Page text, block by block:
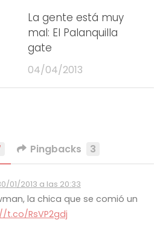
La gente está muy
mal: El Palanquilla
gate
04/04/2013
Pingbacks 3
01/2013 a las 20:33
la chica que se comió un
t.co/RsVP2gdj